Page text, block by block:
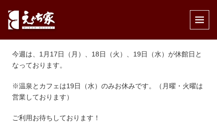
公開済み: 2022年1月17日
カテゴリー: 休館日のお知らせ
今週は、1月17日（月）、18日（火）、19日（水）が休館日と
なっております。
※温泉とカフェは19日（水）のみお休みです。（月曜・火曜は
営業しております）
ご利用お待ちしております！